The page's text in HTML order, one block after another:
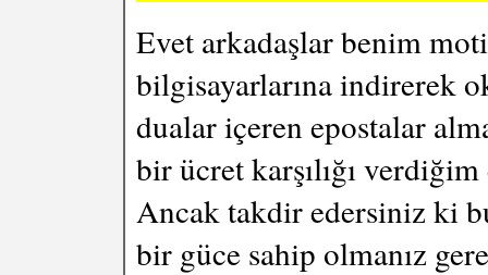
Evet arkadaşlar benim
bilgisayarlarına indirerek
dualar içeren epostalar
bir ücret karşılığı
Ancak takdir edersiniz ki
bir güce sahip olmanız